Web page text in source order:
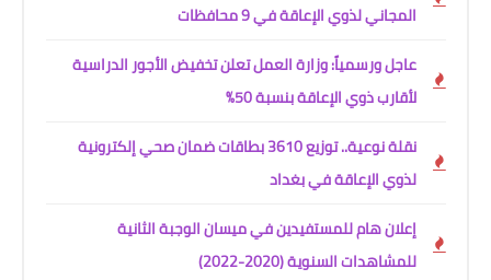
المجاني لذوي الإعاقة في 9 محافظات
عاجل ورسمياً: وزارة العمل تعلن تخفيض الأجور الدراسية
لأقارب ذوي الإعاقة بنسبة 50%
نقلة نوعية.. توزيع 3610 بطاقات ضمان صحي إلكترونية
لذوي الإعاقة في بغداد
إعلان هام للمستفيدين في ميسان الوجبة الثانية
للمشاهدات السنوية (2020-2022)